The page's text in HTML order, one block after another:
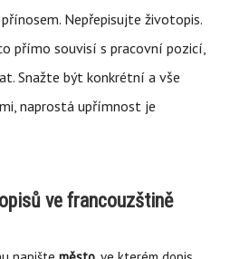
Nepřepisujte životopis.
přímo souvisí s pracovní pozicí,
Snažte být konkrétní a vše
naprostá upřímnost je
ve francouzštině